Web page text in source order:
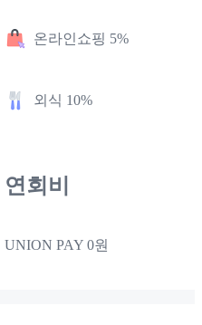
온라인쇼핑 5%
외식 10%
연회비
UNION PAY 0원